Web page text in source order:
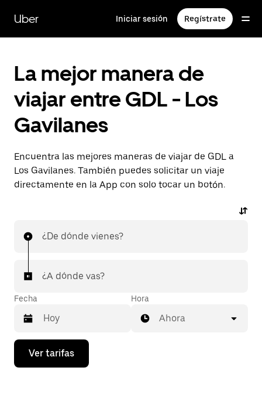
contenido
principal
Uber Iniciar sesión Regístrate
La mejor manera de
viajar entre GDL - Los
Gavilanes
Encuentra las mejores maneras de viajar de GDL a
Los Gavilanes. También puedes solicitar un viaje
directamente en la App con solo tocar un botón.
¿De dónde vienes?
¿A dónde vas?
Fecha
Presiona
flecha
Hora
Ahora
Ver tarifas